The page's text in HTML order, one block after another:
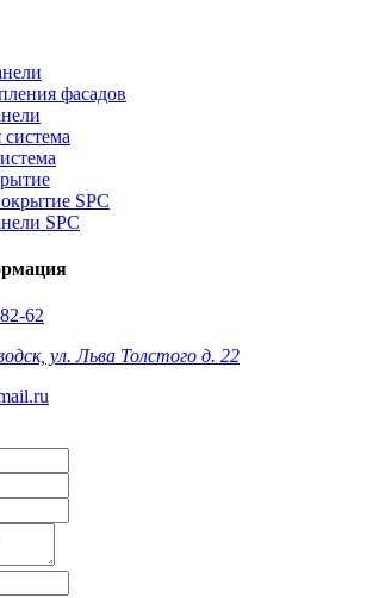
фасадов
SPC
SPC
62
ул. Льва Толстого д. 22